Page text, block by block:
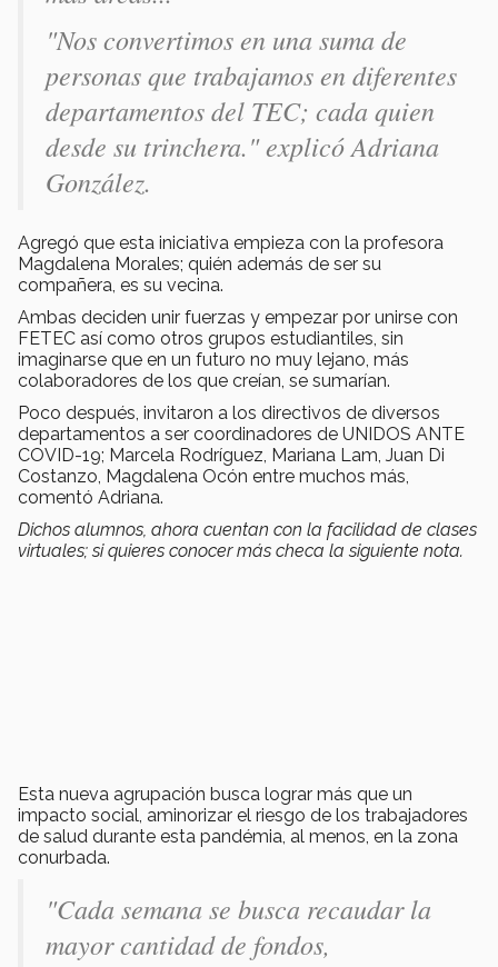
"Nos convertimos en una suma de
personas que trabajamos en diferentes
departamentos del TEC; cada quien
desde su trinchera." explicó Adriana
González.
Agregó que esta iniciativa empieza con la profesora
Magdalena Morales; quién además de ser su
compañera, es su vecina.
Ambas deciden unir fuerzas y empezar por unirse con
FETEC así como otros grupos estudiantiles, sin
imaginarse que en un futuro no muy lejano, más
colaboradores de los que creían, se sumarían.
Poco después, invitaron a los directivos de diversos
departamentos a ser coordinadores de UNIDOS ANTE
COVID-19; Marcela Rodríguez, Mariana Lam, Juan Di
Costanzo, Magdalena Ocón entre muchos más,
comentó Adriana.
Dichos alumnos, ahora cuentan con la facilidad de clases
virtuales; si quieres conocer más checa la siguiente nota.
Esta nueva agrupación busca lograr más que un
impacto social, aminorizar el riesgo de los trabajadores
de salud durante esta pandémia, al menos, en la zona
conurbada.
"Cada semana se busca recaudar la
mayor cantidad de fondos,